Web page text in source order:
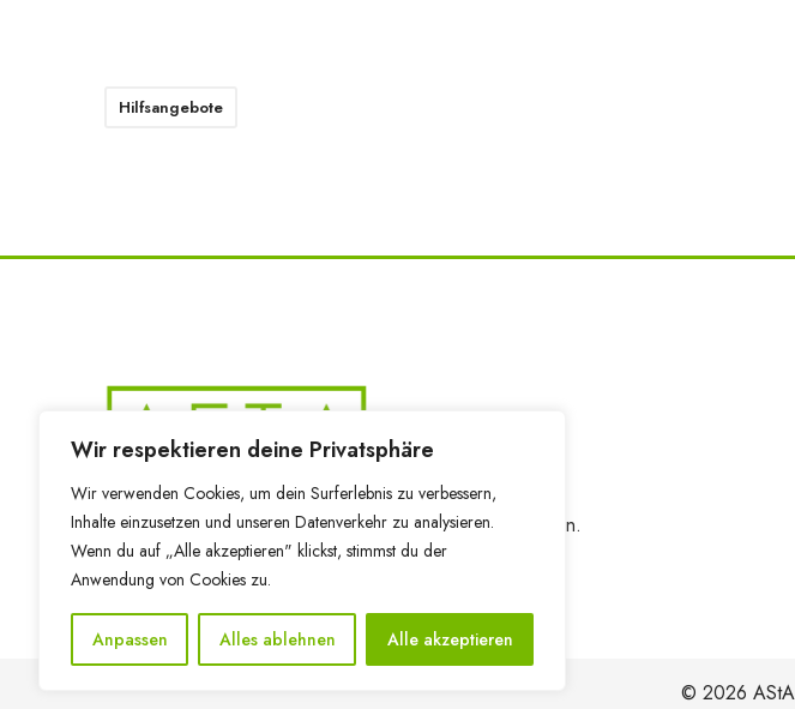
Wir respektieren deine Privatsphäre
Wir verwenden Cookies, um dein Surferlebnis zu verbessern,
Inhalte einzusetzen und unseren Datenverkehr zu analysieren.
Wenn du auf „Alle akzeptieren" klickst, stimmst du der
Anwendung von Cookies zu.
Anpassen Alles ablehnen Alle akzeptieren
Hilfsangebote
Immer für dich da:
Dein Allgemeiner Studierendenausschuss der HTW Berlin.
© 2026